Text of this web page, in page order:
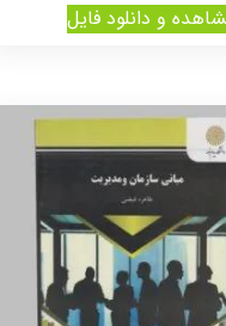
و دانلود فایل